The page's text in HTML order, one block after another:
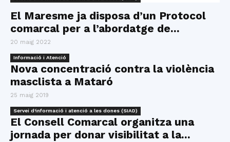
El Maresme ja disposa d’un Protocol
comarcal per a l’abordatge de...
20 maig 2022
Informació i Atenció
Nova concentració contra la violència
masclista a Mataró
25 maig 2019
Servei d'informació i atenció a les dones (SIAD)
El Consell Comarcal organitza una
jornada per donar visibilitat a la...